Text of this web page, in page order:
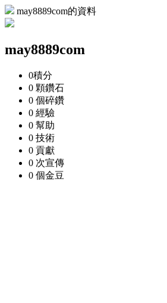
may8889com的資料
may8889com
0積分
0 顆鑽石
0 個碎鑽
0 經驗
0 幫助
0 技術
0 貢獻
0 次宣傳
0 個金豆